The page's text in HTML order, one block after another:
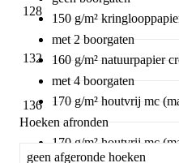
128
132
136
140
150 g/m²
160 g/m² natuurpapier
170 g/m² houtvrij mc
170 g/m² houtvrij mc
met 2 boorgaten
met 4 boorgaten
Hoeken afronden
geen afgeronde hoeken